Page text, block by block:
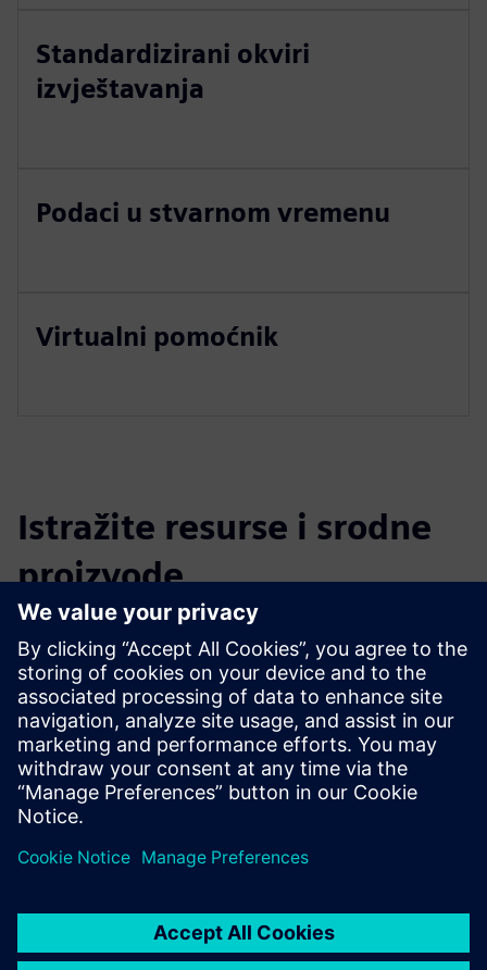
Standardizirani okviri
izvještavanja
Podaci u stvarnom vremenu
Virtualni pomoćnik
Istražite resurse i srodne
proizvode
Dodatne informacije i resursi
ESG Reporting
Preduvjeti